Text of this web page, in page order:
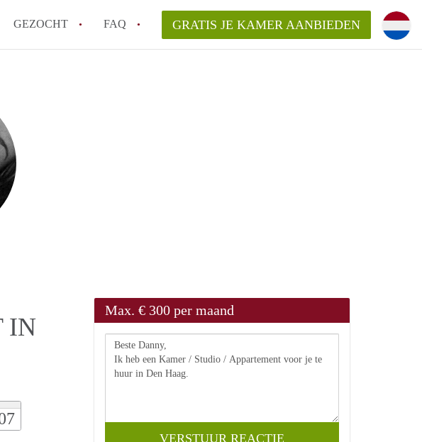
GEZOCHT FAQ
kost het om te reageren op een Kamer in Den Haag?
de privacyverklaring van KamerDenHaag?
KamerDenHaag makelaarsvergoeding/bemiddelingsvergoeding?
vragen
GRATIS JE KAMER AANBIEDEN
IN
Max. € 300 per maand